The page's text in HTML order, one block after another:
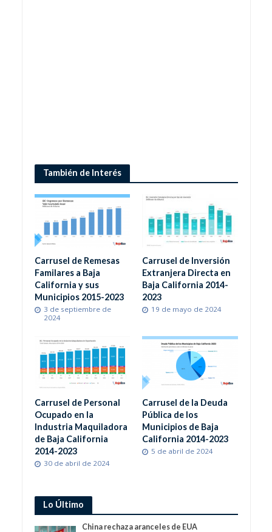
También de Interés
Carrusel de Remesas
Familares a Baja
California y sus
Municipios 2015-2023
3 de septiembre de
2024
Carrusel de Inversión
Extranjera Directa en
Baja California 2014-
2023
19 de mayo de 2024
Carrusel de Personal
Ocupado en la
Industria Maquiladora
de Baja California
2014-2023
30 de abril de 2024
Carrusel de la Deuda
Pública de los
Municipios de Baja
California 2014-2023
5 de abril de 2024
Lo Último
China rechaza aranceles de EUA